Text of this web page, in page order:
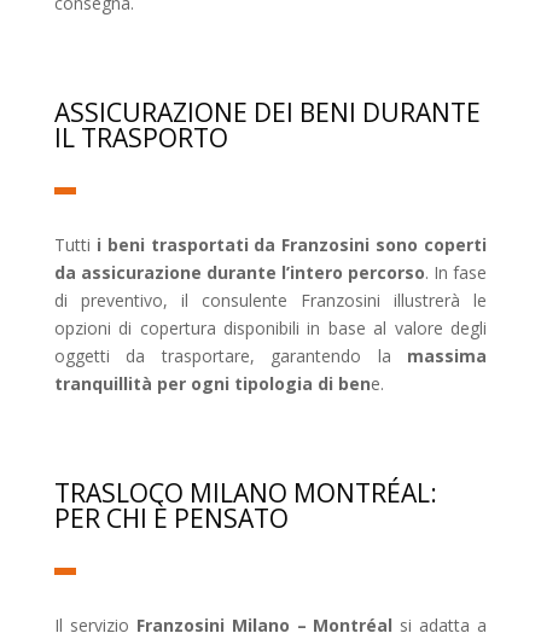
ASSICURAZIONE DEI BENI DURANTE
IL TRASPORTO
Tutti i beni trasportati da Franzosini sono coperti
da assicurazione durante l’intero percorso. In fase
di preventivo, il consulente Franzosini illustrerà le
opzioni di copertura disponibili in base al valore degli
oggetti da trasportare, garantendo la massima
tranquillità per ogni tipologia di bene.
TRASLOCO MILANO MONTRÉAL:
PER CHI È PENSATO
Il servizio Franzosini Milano – Montréal si adatta a